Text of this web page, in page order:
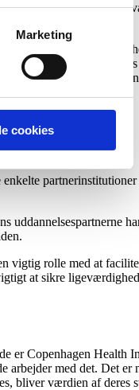
Marketing
cookies
begrænsningerne: fra,
udfordring blev
der skulle have
erfaring med at udvikle
sættes sammen.
uddannelsespartnerne
vigtig rolle med at
at sikre
er Copenhagen Health
arbejder med det. Det
bliver værdien af deres